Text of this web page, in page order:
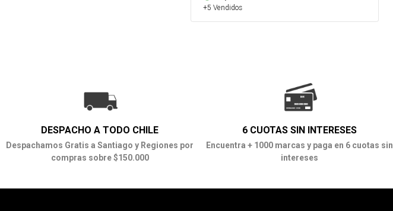
+5 Vendidos
DESPACHO A TODO CHILE
Despachamos Gratis a Santiago y Regiones por
compras sobre $150.000
6 CUOTAS SIN INTERESES
Encuentra + 1000 marcas y paga en 6 cuotas sin
intereses